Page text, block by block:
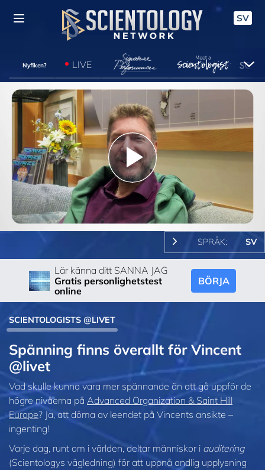
SV
Nyfiken? LIVE
Play
Video
SPRÅK: SV
Lär känna ditt SANNA JAG
Gratis personlighetstest
online
BÖRJA
SCIENTOLOGISTS @LIVET
Spänning finns överallt för Vincent
@livet
Vad skulle kunna vara mer spännande än att gå uppför de
högre nivåerna på Advanced Organization & Saint Hill
Europe? Ja, att döma av leendet på Vincents ansikte –
ingenting!
Varje dag, runt om i världen, deltar människor i auditering
(Scientologys vägledning) för att uppnå andlig upplysning